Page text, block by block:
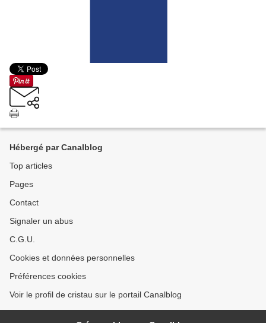
Hébergé par Canalblog
Top articles
Pages
Contact
Signaler un abus
C.G.U.
Cookies et données personnelles
Préférences cookies
Voir le profil de cristau sur le portail Canalblog